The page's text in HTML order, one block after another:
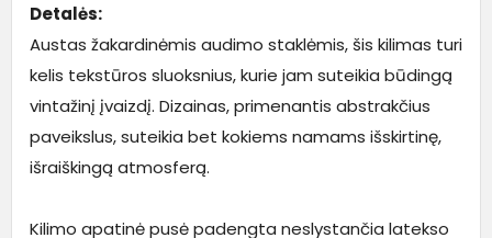
Detalės:
Austas žakardinėmis audimo staklėmis, šis kilimas turi
kelis tekstūros sluoksnius, kurie jam suteikia būdingą
vintažinį įvaizdį. Dizainas, primenantis abstrakčius
paveikslus, suteikia bet kokiems namams išskirtinę,
išraiškingą atmosferą.
Kilimo apatinė pusė padengta neslystančia latekso